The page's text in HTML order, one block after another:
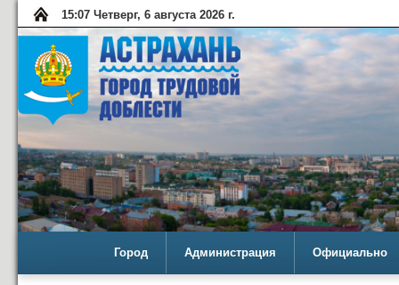
15:07 Четверг, 6 августа 2026 г.
Город Администрация Официально